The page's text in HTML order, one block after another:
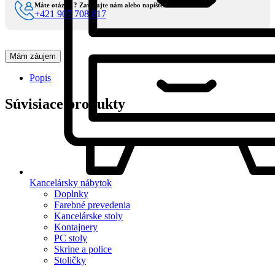
Kancelársky nábytok
Doplnky
Farebné prevedenia
Kancelárske stoly
Kontajnery
PC stoly
Skrine a police
Stoličky
Máte otázky ? Zavolajte nám alebo napíšte.
+421 907 708 817
Mám záujem
Popis
Súvisiace produkty